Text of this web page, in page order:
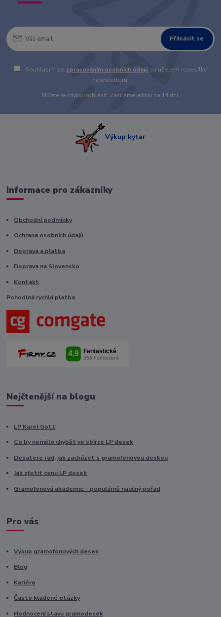
Přihlásit se
Souhlasím se zpracováním osobních údajů za účelem rozesílky
newsletteru.
Můžete se kdykoli odhlásit. Zasíláme jednou za 14 dní.
Výkup kytar
Informace pro zákazníky
Obchodní podmínky
Ochrana osobních údajů
Doprava a platba
Doprava na Slovensko
Kontakt
Pohodlná rychlá platba
Nejčtenější na blogu
LP Karel Gott
Co by nemělo chybět ve sbírce LP desek
Desatero rad, jak zacházet s gramofonovou deskou
Jak zjistit cenu LP desek
Gramofonová akademie - populárně naučný pořad
Pro vás
Výkup gramofonových desek
Blog
Kariéra
Často kladené otázky
Hodnocení stavu gramodesek